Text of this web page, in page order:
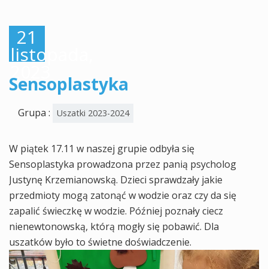
21
listopada,
2023
Sensoplastyka
Grupa : Uszatki 2023-2024
W piątek 17.11 w naszej grupie odbyła się
Sensoplastyka prowadzona przez panią psycholog
Justynę Krzemianowską. Dzieci sprawdzały jakie
przedmioty mogą zatonąć w wodzie oraz czy da się
zapalić świeczkę w wodzie. Później poznały ciecz
nienewtonowską, którą mogły się pobawić. Dla
uszatków było to świetne doświadczenie.